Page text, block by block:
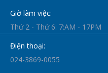
Giờ làm việc:
Thứ 2 - Thứ 6: 7:AM - 17PM
Điện thoại:
024-3869-0055